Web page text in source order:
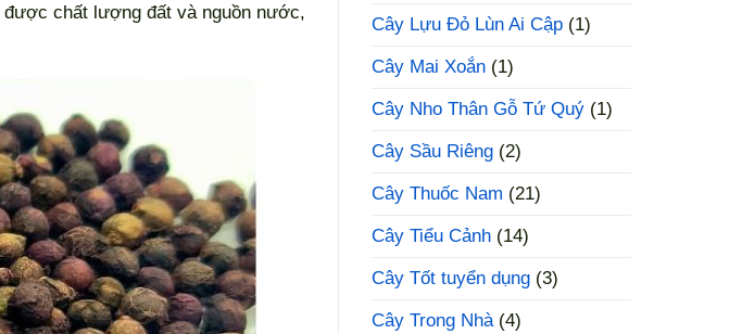
được chất lượng đất và nguồn nước,
Cây Lựu Đỏ Lùn Ai Cập (1)
Cây Mai Xoắn (1)
Cây Nho Thân Gỗ Tứ Quý (1)
Cây Sầu Riêng (2)
Cây Thuốc Nam (21)
Cây Tiểu Cảnh (14)
Cây Tốt tuyển dụng (3)
Cây Trong Nhà (4)